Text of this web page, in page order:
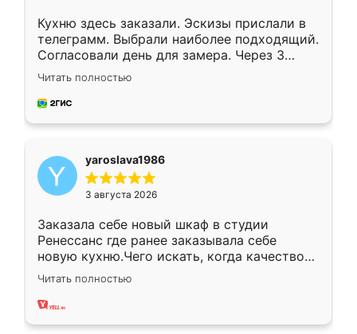
Кухню здесь заказали. Эскизы прислали в
телеграмм. Выбрали наиболее подходящий.
Согласовали день для замера. Через 3
недели кухня была уже готова. Остались
довольны работой. Спасибо Ренессанс
мебель за качественную работу!
Читать полностью
yaroslava1986
3 августа 2026
Заказала себе новый шкаф в студии
Ренессанс где ранее заказывала себе
новую кухню.Чего искать, когда качеством
вполне довольна. Служит кухня уже почти
два года, нареканий нет.
Читать полностью